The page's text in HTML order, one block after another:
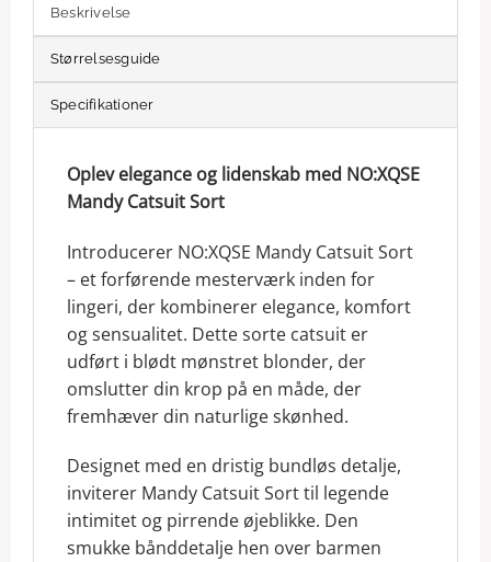
Beskrivelse
Størrelsesguide
Specifikationer
Oplev elegance og lidenskab med NO:XQSE
Mandy Catsuit Sort
Introducerer NO:XQSE Mandy Catsuit Sort
– et forførende mesterværk inden for
lingeri, der kombinerer elegance, komfort
og sensualitet. Dette sorte catsuit er
udført i blødt mønstret blonder, der
omslutter din krop på en måde, der
fremhæver din naturlige skønhed.
Designet med en dristig bundløs detalje,
inviterer Mandy Catsuit Sort til legende
intimitet og pirrende øjeblikke. Den
smukke bånddetalje hen over barmen